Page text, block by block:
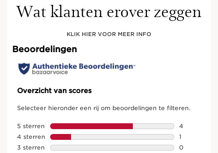
Wat klanten erover zeggen
KLIK HIER VOOR MEER INFO